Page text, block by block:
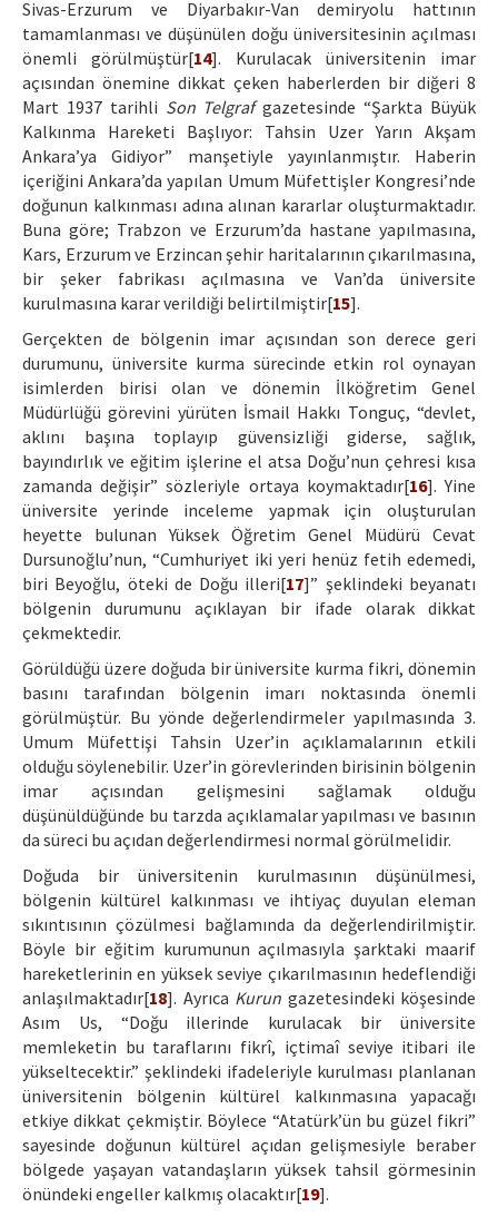
Sivas-Erzurum ve Diyarbakır-Van demiryolu hattının
tamamlanması ve düşünülen doğu üniversitesinin açılması
önemli görülmüştür[14]. Kurulacak üniversitenin imar
açısından önemine dikkat çeken haberlerden bir diğeri 8
Mart 1937 tarihli Son Telgrafgazetesinde “Şarkta Büyük
Kalkınma Hareketi Başlıyor: Tahsin Uzer Yarın Akşam
Ankara’ya Gidiyor” manşetiyle yayınlanmıştır. Haberin
içeriğini Ankara’da yapılan Umum Müfettişler Kongresi’nde
doğunun kalkınması adına alınan kararlar oluşturmaktadır.
Buna göre; Trabzon ve Erzurum’da hastane yapılmasına,
Kars, Erzurum ve Erzincan şehir haritalarının çıkarılmasına,
bir şeker fabrikası açılmasına ve Van’da üniversite
kurulmasına karar verildiği belirtilmiştir[15].
Gerçekten de bölgenin imar açısından son derece geri
durumunu, üniversite kurma sürecinde etkin rol oynayan
isimlerden birisi olan ve dönemin İlköğretim Genel
Müdürlüğü görevini yürüten İsmail Hakkı Tonguç, “devlet,
aklını başına toplayıp güvensizliği giderse, sağlık,
bayındırlık ve eğitim işlerine el atsa Doğu’nun çehresi kısa
zamanda değişir” sözleriyle ortaya koymaktadır[16]. Yine
üniversite yerinde inceleme yapmak için oluşturulan
heyette bulunan Yüksek Öğretim Genel Müdürü Cevat
Dursunoğlu’nun, “Cumhuriyet iki yeri henüz fetih edemedi,
biri Beyoğlu, öteki de Doğu illeri[17]” şeklindeki beyanatı
bölgenin durumunu açıklayan bir ifade olarak dikkat
çekmektedir.
Görüldüğü üzere doğuda bir üniversite kurma fikri, dönemin
basını tarafından bölgenin imarı noktasında önemli
görülmüştür. Bu yönde değerlendirmeler yapılmasında 3.
Umum Müfettişi Tahsin Uzer’in açıklamalarının etkili
olduğu söylenebilir. Uzer’in görevlerinden birisinin bölgenin
imar açısından gelişmesini sağlamak olduğu
düşünüldüğünde bu tarzda açıklamalar yapılması ve basının
da süreci bu açıdan değerlendirmesi normal görülmelidir.
Doğuda bir üniversitenin kurulmasının düşünülmesi,
bölgenin kültürel kalkınması ve ihtiyaç duyulan eleman
sıkıntısının çözülmesi bağlamında da değerlendirilmiştir.
Böyle bir eğitim kurumunun açılmasıyla şarktaki maarif
hareketlerinin en yüksek seviye çıkarılmasının hedeflendiği
anlaşılmaktadır[18]. Ayrıca Kurun gazetesindeki köşesinde
Asım Us, “Doğu illerinde kurulacak bir üniversite
memleketin bu taraflarını fikrî, içtimaî seviye itibari ile
yükseltecektir.” şeklindeki ifadeleriyle kurulması planlanan
üniversitenin bölgenin kültürel kalkınmasına yapacağı
etkiye dikkat çekmiştir. Böylece “Atatürk’ün bu güzel fikri”
sayesinde doğunun kültürel açıdan gelişmesiyle beraber
bölgede yaşayan vatandaşların yüksek tahsil görmesinin
önündeki engeller kalkmış olacaktır[19].